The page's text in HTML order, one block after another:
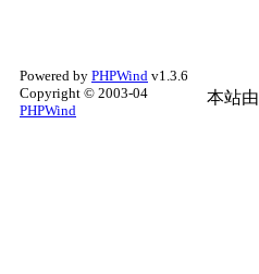
Powered by PHPWind v1.3.6
Copyright © 2003-04
PHPWind
本站由